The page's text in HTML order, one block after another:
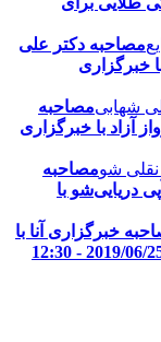
مصاحبه دکتر علی
خبرگزاری
مصاحبه
آزاد با خبرگزاری
مصاحبه
دریایی‌شو با
خبرگزاری آنا با
2019/06/25 -